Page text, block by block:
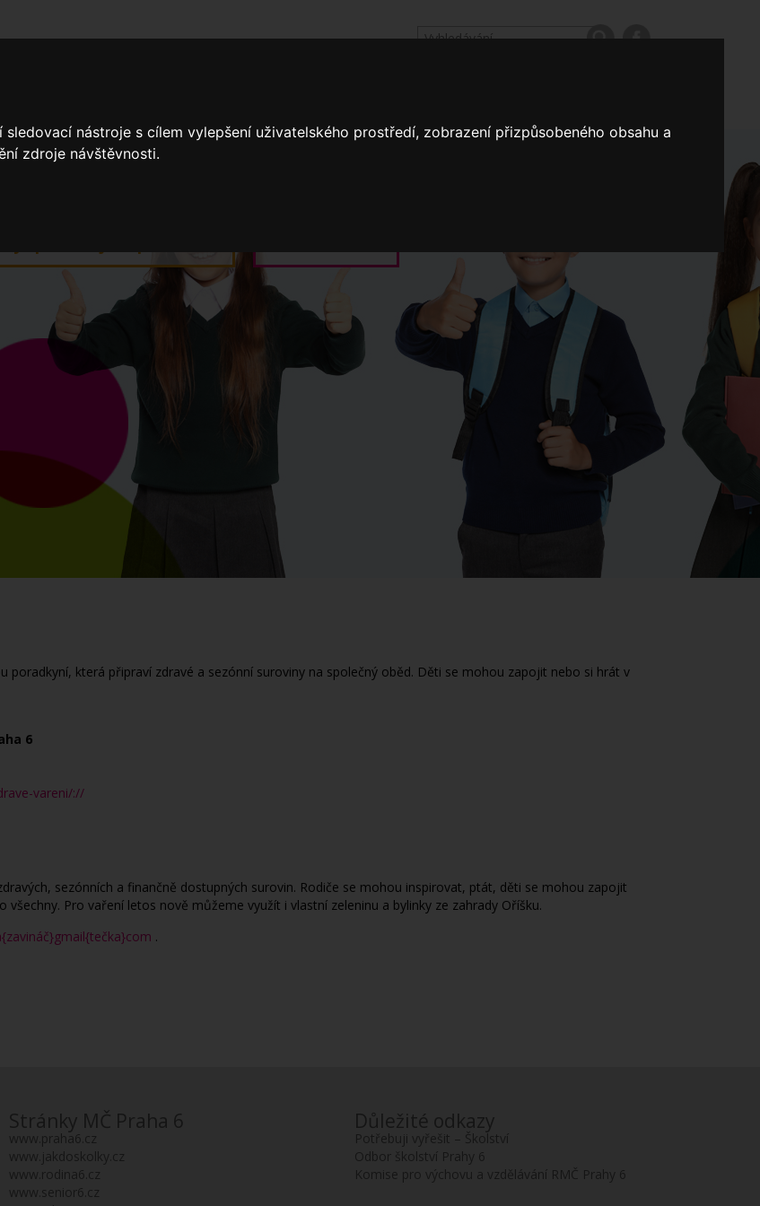
nástroje s cílem vylepšení uživatelského prostředí, zobrazení přizpůsobeného obsahu a
zdroje návštěvnosti.
zprávy
poradkyní, která připraví zdravé a sezónní suroviny na společný oběd. Děti se mohou zapojit nebo si hrát v
6
vareni/://
sezónních a finančně dostupných surovin. Rodiče se mohou inspirovat, ptát, děti se mohou zapojit
Pro vaření letos nově můžeme využít i vlastní zeleninu a bylinky ze zahrady Oříšku.
.
Stránky MČ Praha 6
www.praha6.cz
www.jakdoskolky.cz
www.rodina6.cz
www.senior6.cz
Důležité odkazy
Potřebuji vyřešit – Školství
Odbor školství Prahy 6
Komise pro výchovu a vzdělávání RMČ Prahy 6